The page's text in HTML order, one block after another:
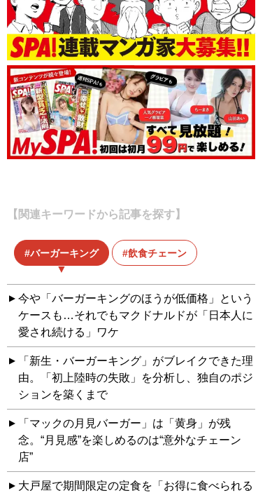
【関連キーワードから記事を探す】
バーガーキング 飲食チェーン
今や「バーガーキングのほうが低価格」という
ケースも…それでもマクドナルドが「日本人に
愛され続ける」ワケ
「新生・バーガーキング」がブレイクできた理
由。「初上陸時の失敗」を分析し、独自のポジ
ションを築くまで
「マックの月見バーガー」は「黄身」が残
念。“月見感”を楽しめるのは“意外なチェーン
店”
大戸屋で期間限定の定食を「お得に食べられる